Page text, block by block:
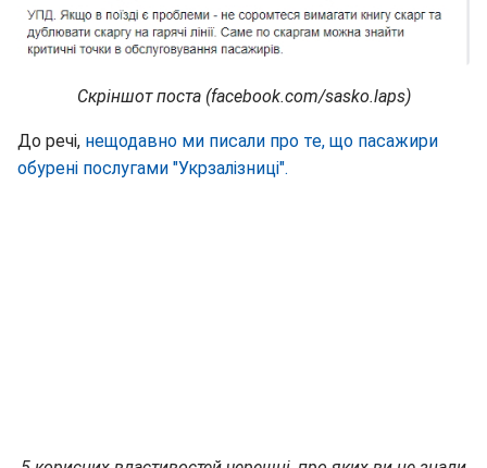
Скріншот поста (facebook.com/sasko.laps)
До речі, нещодавно ми писали про те, що пасажири
обурені послугами "Укрзалізниці".